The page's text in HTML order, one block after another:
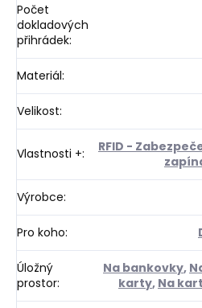
Počet
dokladových
přihrádek:
Materiál:
Velikost:
Vlastnosti +: RFID -
Výrobce:
Pro koho:
Úložný
prostor:
Na bankovky,
karty, Na